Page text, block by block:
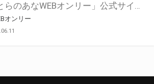
「とらのあなWEBオンリー」公式サイトでとらのあな通販の「割引クーポン」を配布中！ イベントごとに開催当日限定で使える割引クーポンのシリアルコードを発行します。 とらのあなWEBオンリーのページをチェックして、イベント当日にお得にお買い物を楽しみましょう♪ ※本キャンペーンは予告なく終了する場合がございます。 とらのあなWEBオンリーサイトはこちら
オンリー